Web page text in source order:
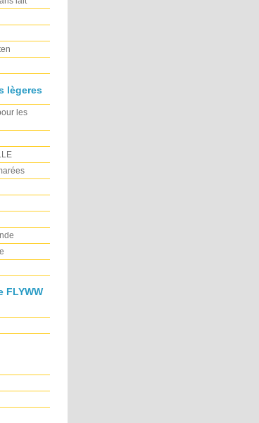
lègeres
les
FLYWW